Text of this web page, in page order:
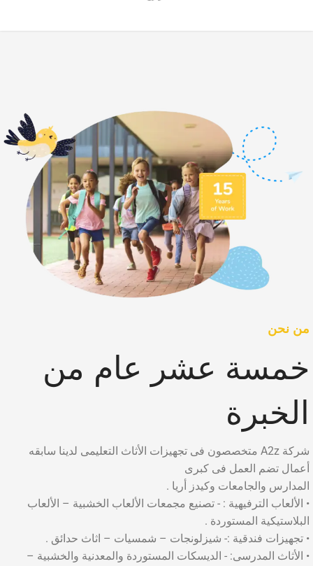
من نحن
خمسة عشر عام من
الخبرة
شركة A2z متخصصون فى تجهيزات الأثاث التعليمى لدينا سابقه
أعمال تضم العمل فى كبرى
المدارس والجامعات وكيدز أريا .
• الألعاب الترفيهية : - تصنيع مجمعات الألعاب الخشبية – الألعاب
البلاستيكية المستوردة .
• تجهيزات فندقية :- شيزلونجات – شمسيات – اثاث حدائق .
• الأثاث المدرسى: - الديسكات المستوردة والمعدنية والخشبية –